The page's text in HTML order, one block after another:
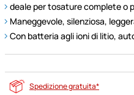
deale per tosature complete o
Maneggevole, silenziosa,
Con batteria agli ioni di litio,
Spedizione gratuita*